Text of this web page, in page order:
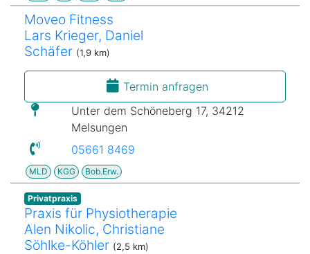
Moveo Fitness
Lars Krieger, Daniel
Schäfer (1,9 km)
Termin anfragen
Unter dem Schöneberg 17, 34212
Melsungen
05661 8469
MLD KGG Bob.Erw.
Privatpraxis
Praxis für Physiotherapie
Alen Nikolic, Christiane
Söhlke-Köhler (2,5 km)